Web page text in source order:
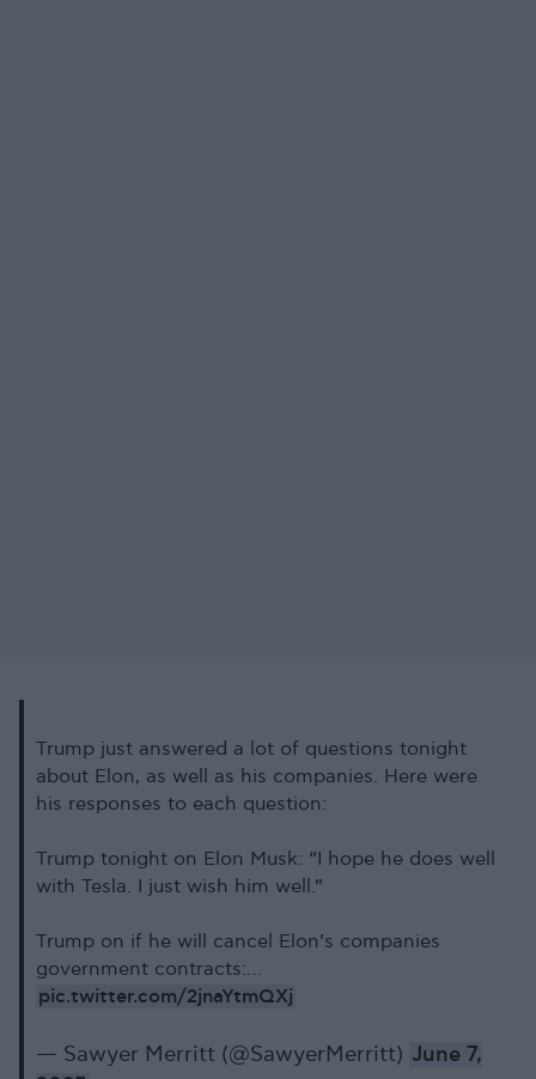
Trump just answered a lot of questions tonight
about Elon, as well as his companies. Here were
his responses to each question:
Trump tonight on Elon Musk: “I hope he does well
with Tesla. I just wish him well.”
Trump on if he will cancel Elon’s companies
government contracts:…
pic.twitter.com/2jnaYtmQXj
— Sawyer Merritt (@SawyerMerritt) June 7,